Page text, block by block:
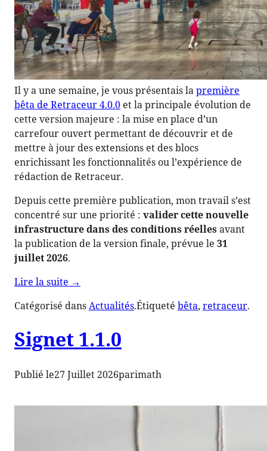
Il y a une semaine, je vous présentais lapremière
bêta de Retraceur 4.0.0 et la principale évolution de
cette version majeure : la mise en place d’un
carrefour ouvert permettant de découvrir et de
mettre à jour des extensions et des blocs
enrichissant les fonctionnalités ou l’expérience de
rédaction de Retraceur.
Depuis cette première publication, mon travail s’est
concentré sur une priorité : valider cette nouvelle
infrastructure dans des conditions réelles avant
la publication de la version finale, prévue le 31
juillet 2026.
Lire la suite de
4.0.0-
→
Catégorisé dansActualités.Étiqueté bêta, retraceur.
Signet 1.1.0
Publié le27 Juillet 2026parimath